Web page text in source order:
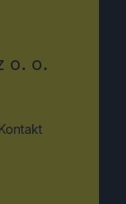
o. o.
Kontakt